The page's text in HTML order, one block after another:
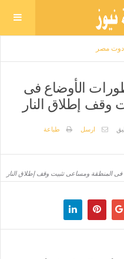
دوت مصر
الأوضاع فى
وقف إطلاق النار
ارسل طباعة
فى المنطقة ومساعى تثبيت وقف إطلاق النار